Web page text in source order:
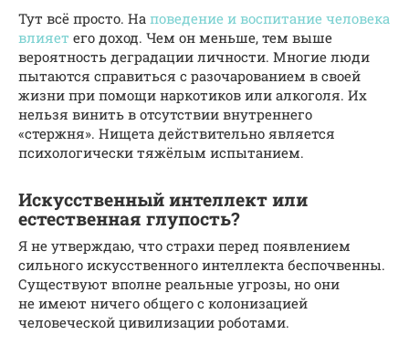
Тут всё просто. На поведение и воспитание человека
влияет его доход. Чем он меньше, тем выше
вероятность деградации личности. Многие люди
пытаются справиться с разочарованием в своей
жизни при помощи наркотиков или алкоголя. Их
нельзя винить в отсутствии внутреннего
«стержня». Нищета действительно является
психологически тяжёлым испытанием.
Искусственный интеллект или
естественная глупость?
Я не утверждаю, что страхи перед появлением
сильного искусственного интеллекта беспочвенны.
Существуют вполне реальные угрозы, но они
не имеют ничего общего с колонизацией
человеческой цивилизации роботами.